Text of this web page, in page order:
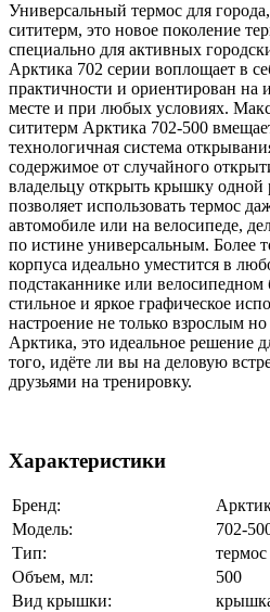
Универсальный термос для
сититерм, это новое поколение
специально для активных
Арктика 702 серии воплощает в
практичности и ориентирован на
месте и при любых условиях.
сититерм Арктика 702-500
технологичная система
содержимое от случайного
владельцу открыть крышку одной
позволяет использовать термос
автомобиле или на велосипеде,
по истине универсальным. Более
корпуса идеально уместится в
подстаканнике или велосипедном
стильное и яркое графическое
настроение не только взрослым
Арктика, это идеальное решение
того, идёте ли вы на деловую
друзьями на тренировку.
Характеристики
Бренд:
Модель:
702-
Тип:
термос
Объем, мл:
500
Вид крышки: